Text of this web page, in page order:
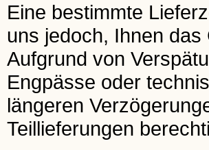
Eine bestimmte
uns jedoch, Ihnen
Aufgrund von
Engpässe oder
längeren
Teillieferungen